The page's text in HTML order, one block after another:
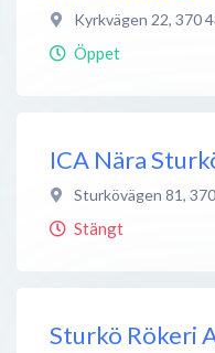
Kyrkvägen 22, 370
Öppet
ICA Nära
Sturkövägen 81,
Stängt
Sturkö Rökeri